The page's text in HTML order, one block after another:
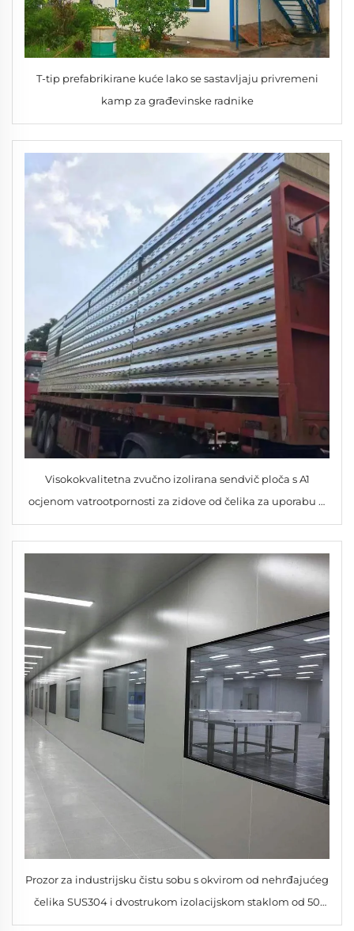
T-tip prefabrikirane kuće lako se sastavljaju privremeni
kamp za građevinske radnike
Visokokvalitetna zvučno izolirana sendvič ploča s A1
ocjenom vatrootpornosti za zidove od čelika za uporabu u
hladnjačama, radionicama i hotelima
Prozor za industrijsku čistu sobu s okvirom od nehrđajućeg
čelika SUS304 i dvostrukom izolacijskom staklom od 50
mm